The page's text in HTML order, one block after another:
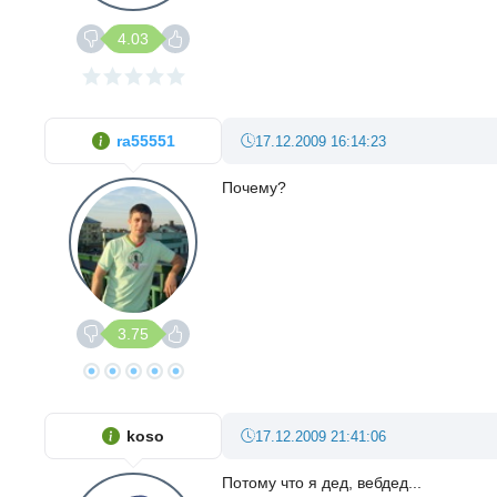
4.03
17.12.2009 16:14:23
Почему?
ra55551
3.75
17.12.2009 21:41:06
Потому что я дед, вебдед...
koso